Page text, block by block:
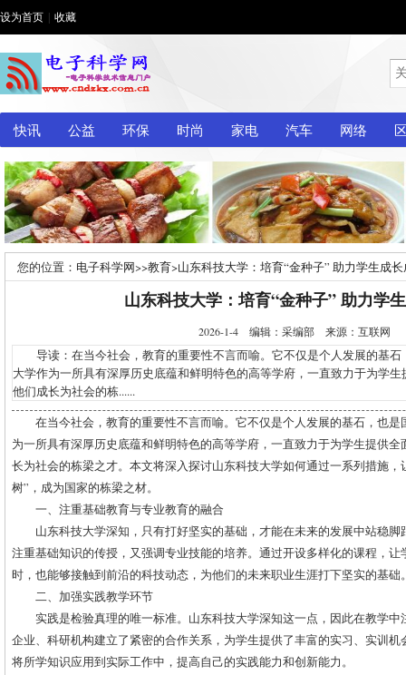
设为首页 收藏
快讯 公益 环保 时尚 家电 汽车 网络
您的位置： 电子科学网>>教育>山东科技大学：培育“金种子” 助力学生成
山东科技大学：培育“金种子” 助力学
2026-1-4 编辑：采编部 来源：互联网
导读：在当今社会，教育的重要性不言而喻。它不仅是个人发展的基石
大学作为一所具有深厚历史底蕴和鲜明特色的高等学府，一直致力于为学
他们成长为社会的栋......
在当今社会，教育的重要性不言而喻。它不仅是个人发展的基石，也
为一所具有深厚历史底蕴和鲜明特色的高等学府，一直致力于为学生提供
长为社会的栋梁之才。本文将深入探讨山东科技大学如何通过一系列措施，
树”，成为国家的栋梁之材。
一、注重基础教育与专业教育的融合
山东科技大学深知，只有打好坚实的基础，才能在未来的发展中站稳
注重基础知识的传授，又强调专业技能的培养。通过开设多样化的课程，
时，也能够接触到前沿的科技动态，为他们的未来职业生涯打下坚实的基础
二、加强实践教学环节
实践是检验真理的唯一标准。山东科技大学深知这一点，因此在教学
企业、科研机构建立了紧密的合作关系，为学生提供了丰富的实习、实训
将所学知识应用到实际工作中，提高自己的实践能力和创新能力。